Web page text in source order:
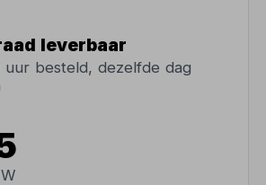
leverbaar
uur besteld, dezelfde dag